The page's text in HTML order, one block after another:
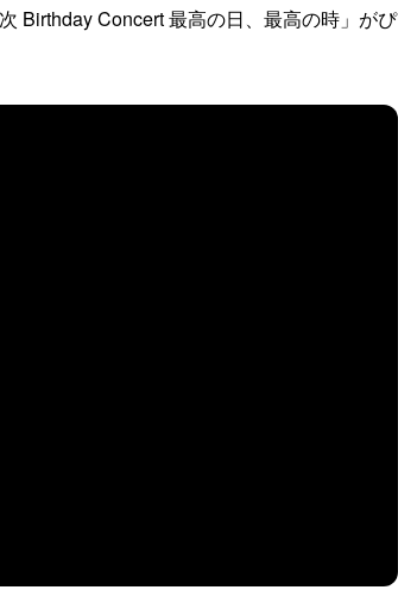
Birthday Concert 最高の日、最高の時」がぴ